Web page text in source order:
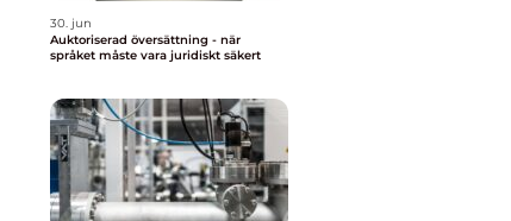
30. jun
Auktoriserad översättning - när
språket måste vara juridiskt säkert